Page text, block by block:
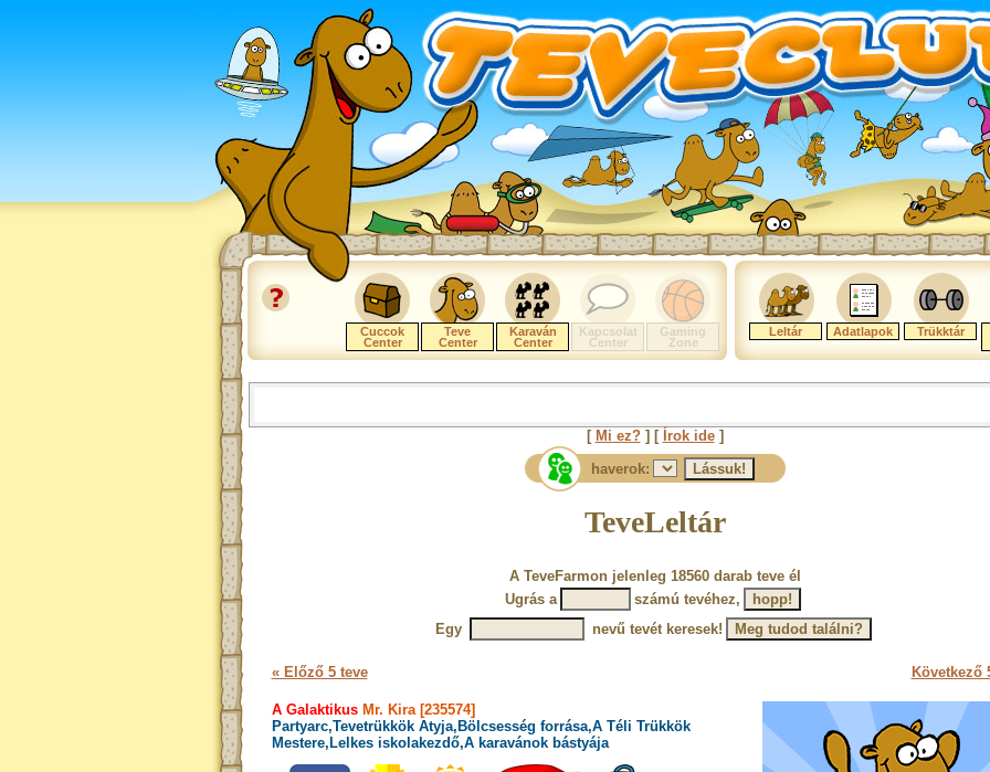
Cuccok
Center
Teve
Center
Karaván
Center
Kapcsolat
Center
Gaming
Zone
Leltár Adatlapok Trükktár
[ Mi ez?] [ Írok ide]
haverok:
TeveLeltár
A TeveFarmon jelenleg 18560 darab teve él
Ugrás a
számú tevéhez,
Egy
nevű tevét keresek!
« Előző 5 teve Következő
A GalaktikusMr. Kira [235574]
Partyarc,Tevetrükkök Atyja,Bölcsesség forrása,A Téli Trükkök
Mestere,Lelkes iskolakezdő,A karavánok bástyája